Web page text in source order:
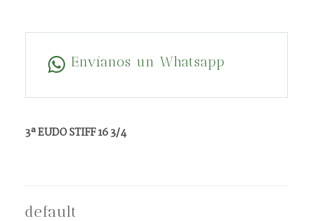
Envíanos un Whatsapp
3ª EUDO STIFF 16 3/4
default